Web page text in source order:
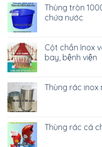
Thùng tròn
chứa nước
Cột chắn Inox
bay, bệnh viện
Thùng rác inox
Thùng rác cá